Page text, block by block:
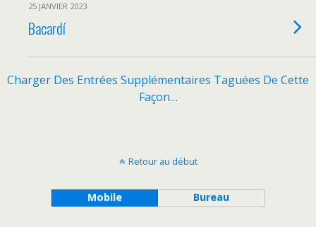
25 JANVIER 2023
Bacardí
Charger Des Entrées Supplémentaires Taguées De Cette
Façon…
Retour au début
Mobile Bureau